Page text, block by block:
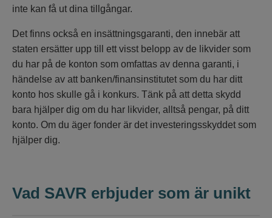
inte kan få ut dina tillgångar.
Det finns också en insättningsgaranti, den innebär att
staten ersätter upp till ett visst belopp av de likvider som
du har på de konton som omfattas av denna garanti, i
händelse av att banken/finansinstitutet som du har ditt
konto hos skulle gå i konkurs. Tänk på att detta skydd
bara hjälper dig om du har likvider, alltså pengar, på ditt
konto. Om du äger fonder är det investeringsskyddet som
hjälper dig.
Vad SAVR erbjuder som är unikt